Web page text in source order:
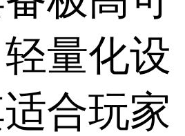
量化设
合玩家